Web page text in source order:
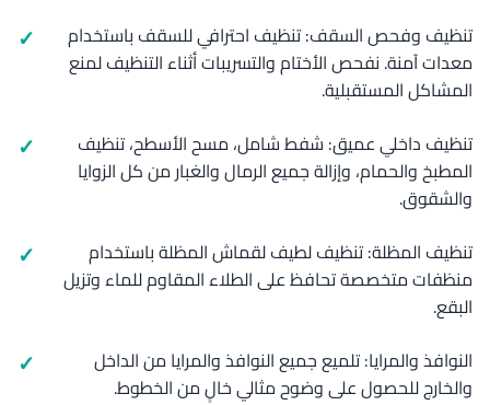
تنظيف وفحص السقف: تنظيف احترافي للسقف باستخدام
معدات آمنة. نفحص الأختام والتسريبات أثناء التنظيف لمنع
المشاكل المستقبلية.
تنظيف داخلي عميق: شفط شامل، مسح الأسطح، تنظيف
المطبخ والحمام، وإزالة جميع الرمال والغبار من كل الزوايا
والشقوق.
تنظيف المظلة: تنظيف لطيف لقماش المظلة باستخدام
منظفات متخصصة تحافظ على الطلاء المقاوم للماء وتزيل
البقع.
النوافذ والمرايا: تلميع جميع النوافذ والمرايا من الداخل
والخارج للحصول على وضوح مثالي خالٍ من الخطوط.